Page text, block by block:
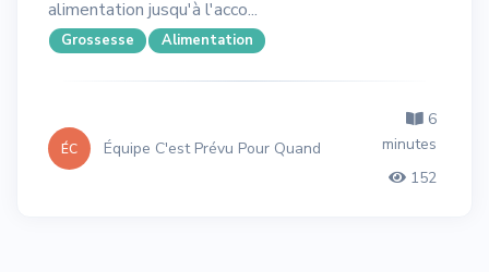
alimentation jusqu'à l'acco...
Grossesse Alimentation
ÉC Équipe C'est Prévu Pour Quand
6
minutes
152